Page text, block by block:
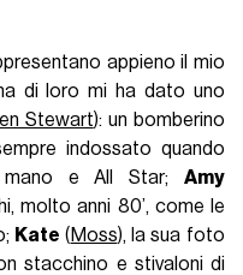
appieno il mio
di loro mi ha dato uno
Stewart): un bomberino
indossato quando
mano e All Star; Amy
molto anni 80’, come le
Kate ( Moss), la sua foto
stacchino e stivaloni di